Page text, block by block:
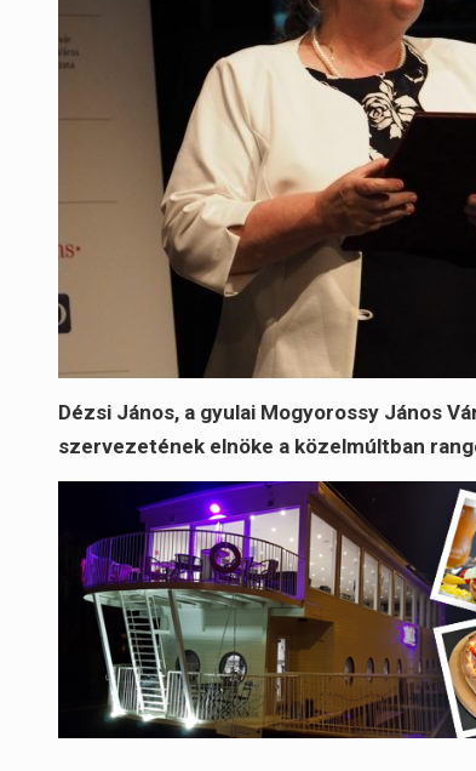
Dézsi János, a gyulai Mogyorossy János
szervezetének elnöke a közelmúltban